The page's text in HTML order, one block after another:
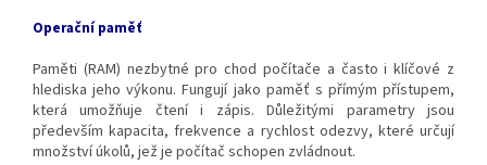
Operační paměť
Paměti (RAM) nezbytné pro chod počítače a často i klíčové z
hlediska jeho výkonu. Fungují jako paměť s přímým přístupem,
která umožňuje čtení i zápis. Důležitými parametry jsou
především kapacita, frekvence a rychlost odezvy, které určují
množství úkolů, jež je počítač schopen zvládnout.